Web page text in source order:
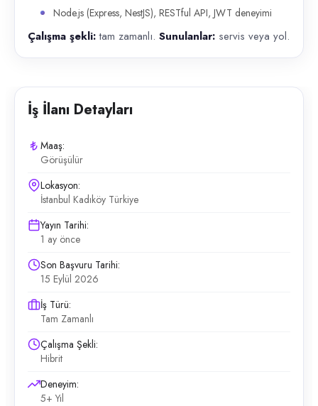
Node.js (Express, NestJS), RESTful API, JWT deneyimi
Çalışma şekli:tam zamanlı. Sunulanlar: servis veya yol.
İş İlanı Detayları
Maaş:
Görüşülür
Lokasyon:
İstanbul Kadıköy Türkiye
Yayın Tarihi:
1 ay önce
Son Başvuru Tarihi:
15 Eylül 2026
İş Türü:
Tam Zamanlı
Çalışma Şekli:
Hibrit
Deneyim:
5+ Yıl